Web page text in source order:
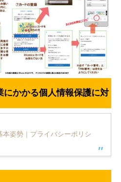
かかる個人情報保護に対
姿勢｜プライバシーポリシ